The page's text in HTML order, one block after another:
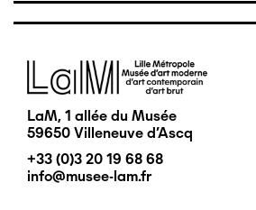
Image
LaM, 1 allée du Musée
59650 Villeneuve d'Ascq
+33 (0)3 20 19 68 68
info@musee-lam.fr